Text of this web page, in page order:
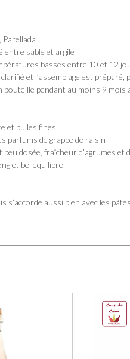
Parellada
entre sable et argile
basses entre 10 et 12
et l’assemblage est
bouteille pendant au moins 9
et bulles fines
parfums de grappe de raisin
dosée, fraîcheur d’agrumes et
et bel équilibre
s’accorde aussi bien avec les